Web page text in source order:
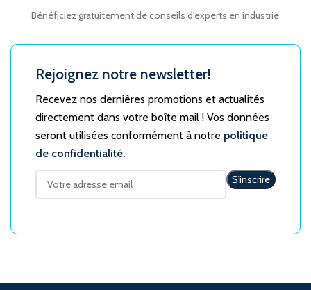
Bénéficiez gratuitement de conseils d'experts en industrie
Rejoignez notre newsletter!
Recevez nos dernières promotions et actualités
directement dans votre boîte mail ! Vos données
seront utilisées conformément à notre politique
de confidentialité.